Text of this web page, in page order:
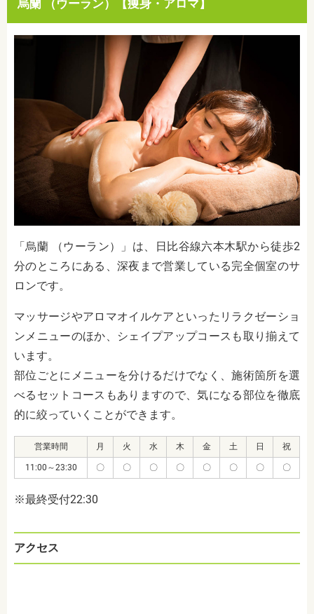
烏蘭 （ウーラン）【痩身・アロマ】
「烏蘭 （ウーラン）」は、日比谷線六本木駅から徒歩2
分のところにある、深夜まで営業している完全個室のサ
ロンです。
マッサージやアロマオイルケアといったリラクゼーショ
ンメニューのほか、シェイプアップコースも取り揃えて
います。
部位ごとにメニューを分けるだけでなく、施術箇所を選
べるセットコースもありますので、気になる部位を徹底
的に絞っていくことができます。
営業時間 月 火 水 木 金 土 日 祝
11:00～23:30 〇 〇 〇 〇 〇 〇 〇 〇
※最終受付22:30
アクセス